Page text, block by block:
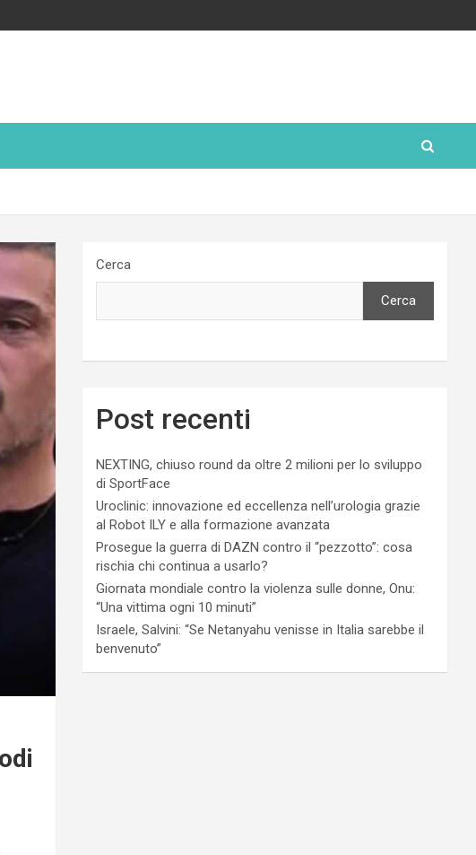
Cerca
Cerca
Post recenti
NEXTING, chiuso round da oltre 2 milioni per lo sviluppo
di SportFace
Uroclinic: innovazione ed eccellenza nell’urologia grazie
al Robot ILY e alla formazione avanzata
Prosegue la guerra di DAZN contro il “pezzotto”: cosa
rischia chi continua a usarlo?
Giornata mondiale contro la violenza sulle donne, Onu:
“Una vittima ogni 10 minuti”
Israele, Salvini: “Se Netanyahu venisse in Italia sarebbe il
benvenuto”